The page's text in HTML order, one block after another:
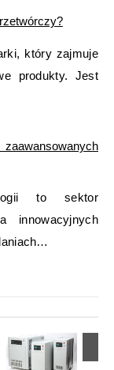
który zajmuje
produkty. Jest
to sektor
innowacyjnych